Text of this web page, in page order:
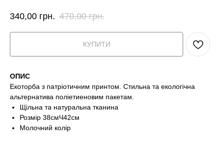
340,00 грн. 470,00 грн.
КУПИТИ
ОПИС
Екоторба з патріотичним принтом. Стильна та екологічна
альтернатива поліетиеновим пакетам.
Щільна та натуральна тканина
Розмір 38смЧ42см
Молочний колір